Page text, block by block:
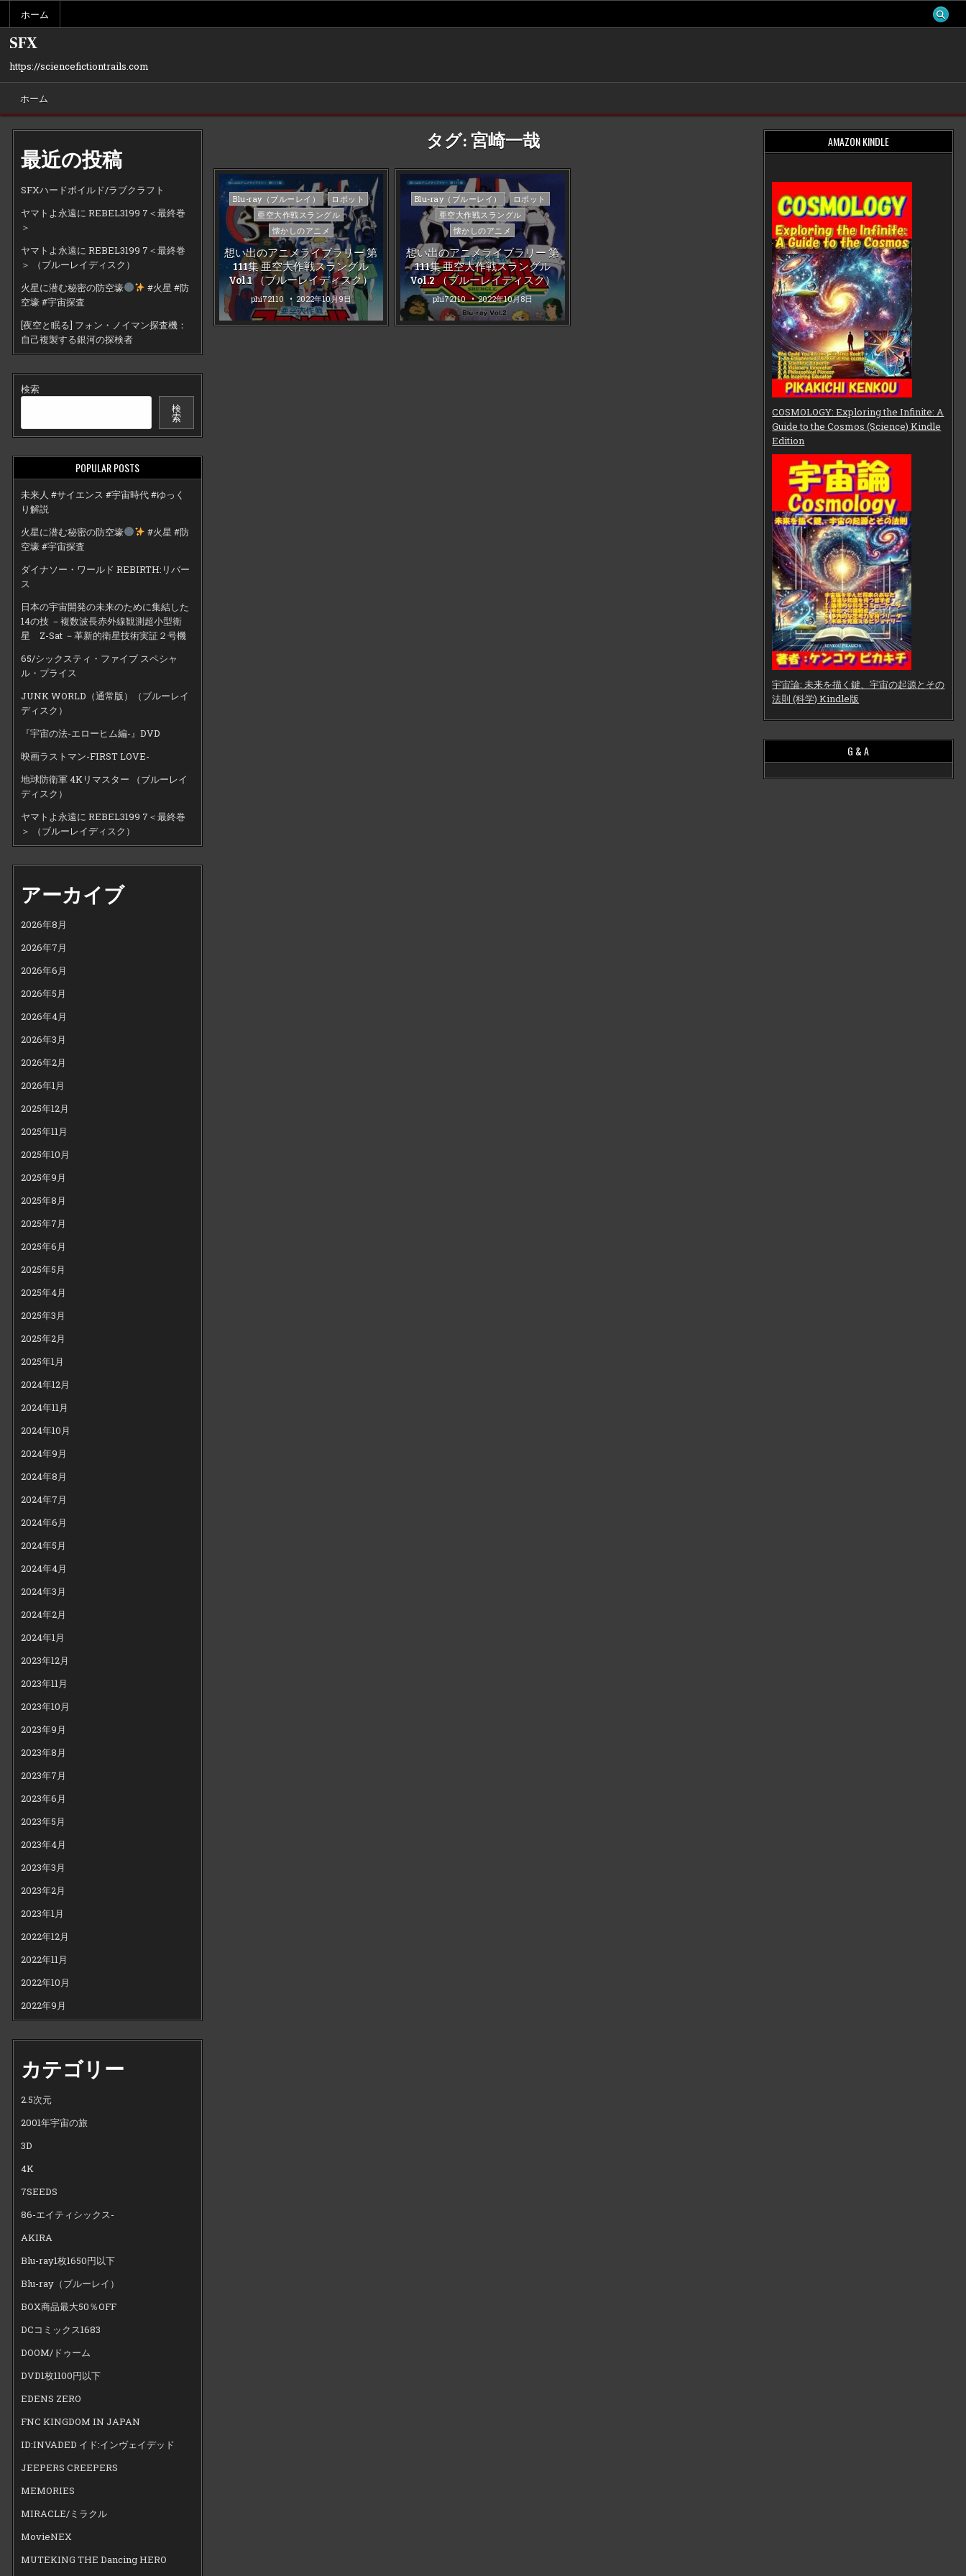
content
ホーム
SFX
https://sciencefictiontrails.com
ホーム
最近の投稿
SFXハードボイルド/ラブクラフト
ヤマトよ永遠に REBEL3199 7＜最終巻
＞
ヤマトよ永遠に REBEL3199 7＜最終巻
＞ （ブルーレイディスク）
火星に潜む秘密の防空壕
#火星 #防
空壕 #宇宙探査
[夜空と眠る] フォン・ノイマン探査機：
自己複製する銀河の探検者
検索
検
索
POPULAR POSTS
未来人 #サイエンス #宇宙時代 #ゆっく
り解説
火星に潜む秘密の防空壕
#火星 #防
空壕 #宇宙探査
ダイナソー・ワールド REBIRTH:リバー
ス
日本の宇宙開発の未来のために集結した
14の技 －複数波長赤外線観測超小型衛
星 Z-Sat －革新的衛星技術実証２号機
65/シックスティ・ファイブ スペシャ
ル・プライス
JUNK WORLD（通常版）（ブルーレイ
ディスク）
『宇宙の法-エローヒム編-』DVD
映画ラストマン-FIRST LOVE-
地球防衛軍 4Kリマスター （ブルーレイ
ディスク）
ヤマトよ永遠に REBEL3199 7＜最終巻
＞ （ブルーレイディスク）
アーカイブ
2026年8月
2026年7月
2026年6月
2026年5月
2026年4月
2026年3月
2026年2月
2026年1月
2025年12月
2025年11月
2025年10月
2025年9月
2025年8月
2025年7月
2025年6月
2025年5月
2025年4月
2025年3月
2025年2月
2025年1月
2024年12月
2024年11月
2024年10月
2024年9月
2024年8月
2024年7月
2024年6月
2024年5月
2024年4月
2024年3月
2024年2月
2024年1月
2023年12月
2023年11月
2023年10月
2023年9月
2023年8月
2023年7月
2023年6月
2023年5月
2023年4月
2023年3月
2023年2月
2023年1月
2022年12月
2022年11月
2022年10月
2022年9月
カテゴリー
2.5次元
2001年宇宙の旅
3D
4K
7SEEDS
86-エイティシックス-
AKIRA
Blu-ray1枚1650円以下
Blu-ray（ブルーレイ）
BOX商品最大50％OFF
DCコミックス1683
DOOM/ドゥーム
DVD1枚1100円以下
EDENS ZERO
FNC KINGDOM IN JAPAN
ID:INVADED イド:インヴェイデッド
JEEPERS CREEPERS
MEMORIES
MIRACLE/ミラクル
MovieNEX
MUTEKING THE Dancing HERO
タグ: 宮崎一哉
Posted
in
Blu-ray（ブルーレイ）
ロボット
亜空大作戦スラングル
懐かしのアニメ
想い出のアニメライブラリー 第
111集 亜空大作戦スラングル
Vol.1 （ブルーレイディスク）
phi72110 2022年10月9日
Posted
Blu-ray（ブルーレイ）
ロボット
亜空大作戦スラングル
懐かしのアニメ
想い出のアニメライブラリー 第
111集 亜空大作戦スラングル
Vol.2 （ブルーレイディスク）
phi72110 2022年10月8日
AMAZON KINDLE
COSMOLOGY: Exploring the Infinite: A
Guide to the Cosmos (Science) Kindle
Edition
宇宙論: 未来を描く鍵、宇宙の起源とその
法則 (科学) Kindle版
G & A